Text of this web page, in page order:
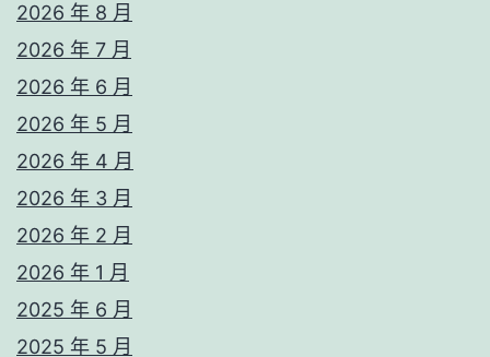
2026 年 8 月
2026 年 7 月
2026 年 6 月
2026 年 5 月
2026 年 4 月
2026 年 3 月
2026 年 2 月
2026 年 1 月
2025 年 6 月
2025 年 5 月